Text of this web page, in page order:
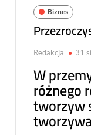
Biznes
Redakcja 31
W
różnego
tworzyw